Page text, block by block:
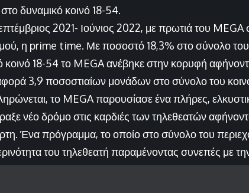
δυναμικό κοινό 18-54.
2021- Ιούνιος 2022, με πρωτιά του MEGA
η prime time. Με ποσοστό 18,3% στο σύνολο του
κοινό 18-54 το MEGA ανέβηκε στην κορυφή
3,9 ποσοστιαίων μονάδων στο σύνολο του
το MEGA παρουσίασε ένα πλήρες,
νέο δρόμο στις καρδιές των τηλεθεατών
Ένα πρόγραμμα, το οποίο στο σύνολο του
του τηλεθεατή παραμένοντας συνεπές με